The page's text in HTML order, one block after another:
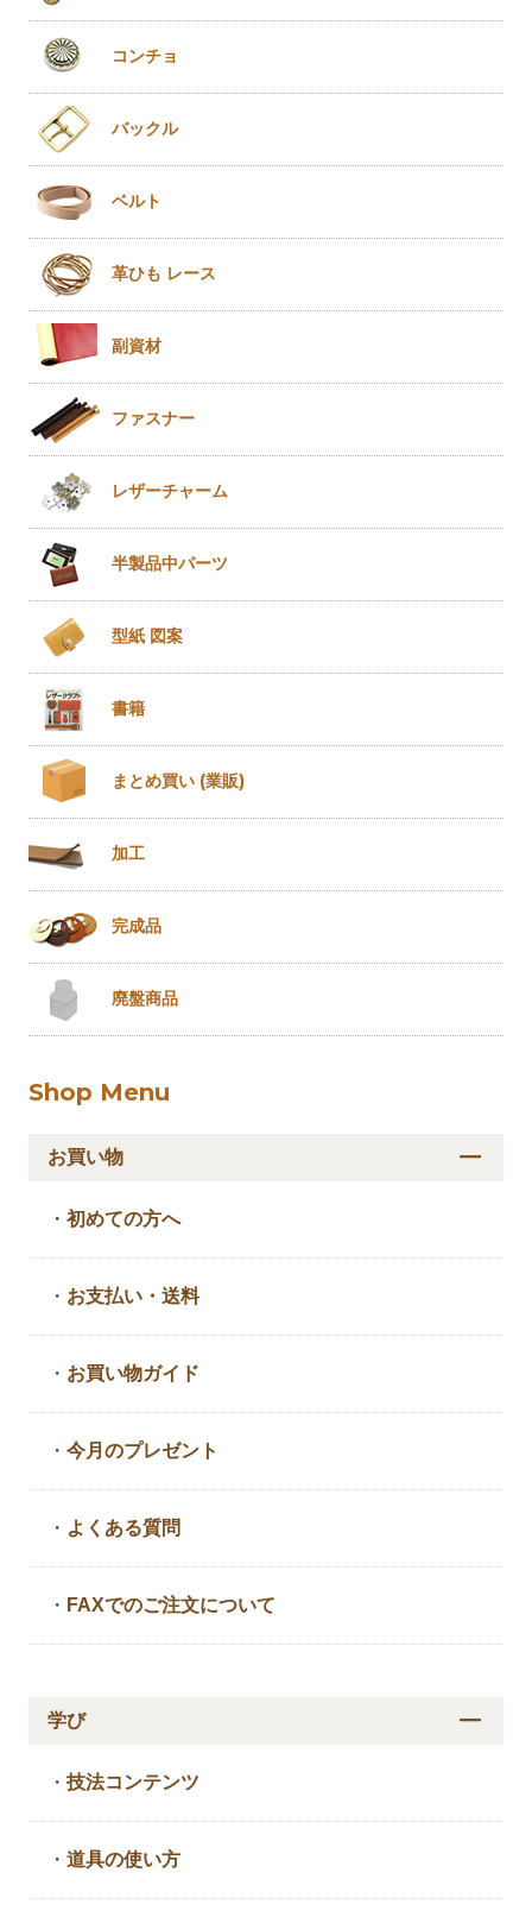
コンチョ
バックル
ベルト
革ひも レース
副資材
ファスナー
レザーチャーム
半製品中パーツ
型紙 図案
書籍
まとめ買い (業販)
加工
完成品
廃盤商品
Shop Menu
お買い物
・初めての方へ
・ お支払い・送料
・ お買い物ガイド
・今月のプレゼント
・ よくある質問
・ FAXでのご注文について
学び
・技法コンテンツ
・道具の使い方